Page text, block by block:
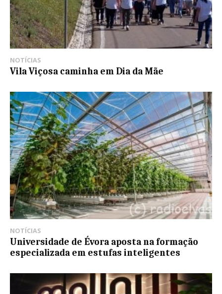
NOTÍCIAS
Vila Viçosa caminha em Dia da Mãe
NOTÍCIAS
Universidade de Évora aposta na formação
especializada em estufas inteligentes